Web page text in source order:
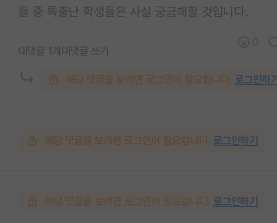
들 중 특출난 학생들은 사실 궁금해할 것입니다.
대댓글 1개 대댓글 쓰기
해당 댓글을 보려면 로그인이 필요합니다. 로그인하기
해당 댓글을 보려면 로그인이 필요합니다. 로그인하기
해당 댓글을 보려면 로그인이 필요합니다. 로그인하기